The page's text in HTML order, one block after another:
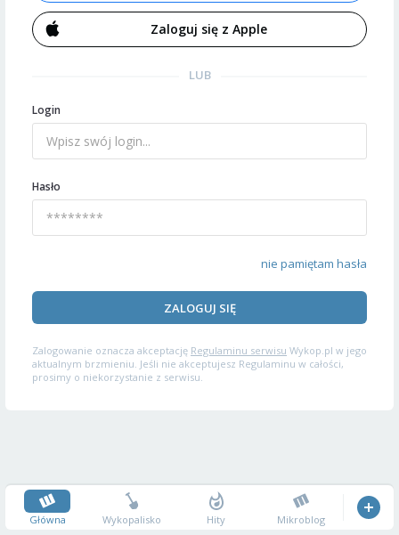
Zaloguj się z Apple
LUB
Login
Hasło
nie pamiętam hasła
ZALOGUJ SIĘ
Zalogowanie oznacza akceptację Regulaminu serwisu Wykop.pl w jego
aktualnym brzmieniu. Jeśli nie akceptujesz Regulaminu w całości,
prosimy o niekorzystanie z serwisu.
Główna Wykopalisko Hity Mikroblog